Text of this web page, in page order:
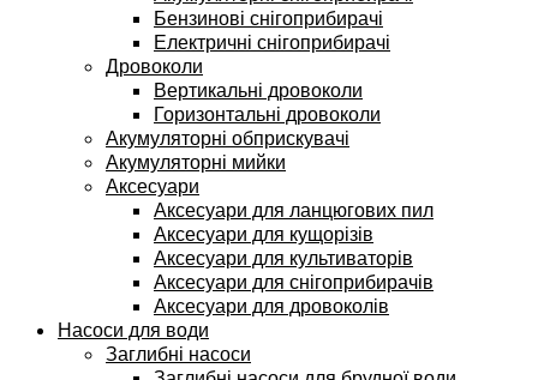
Бензинові снігоприбирачі
Електричні снігоприбирачі
Дровоколи
Вертикальні дровоколи
Горизонтальні дровоколи
Акумуляторні обприскувачі
Акумуляторні мийки
Аксесуари
Аксесуари для ланцюгових пил
Аксесуари для кущорізів
Аксесуари для культиваторів
Аксесуари для снігоприбирачів
Аксесуари для дровоколів
Насоси для води
Заглибні насоси